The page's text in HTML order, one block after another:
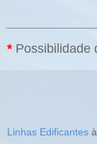
* Possibilidade
Linhas Edificantes